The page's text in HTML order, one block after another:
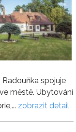
spojuje
městě. Ubytování
zobrazit detail